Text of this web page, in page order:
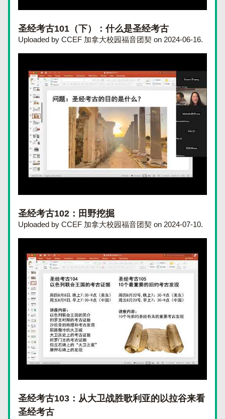
圣经考古101（下）：什么是圣经考古
Uploaded by CCEF 加拿大校园福音团契 on 2024-06-16.
圣经考古102：田野挖掘
Uploaded by CCEF 加拿大校园福音团契 on 2024-07-10.
圣经考古103：从大卫战胜歌利亚的以拉谷来看
圣经考古